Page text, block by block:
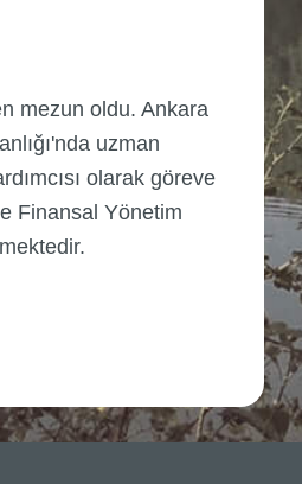
mezun oldu. Ankara
uzman
olarak göreve
Finansal Yönetim